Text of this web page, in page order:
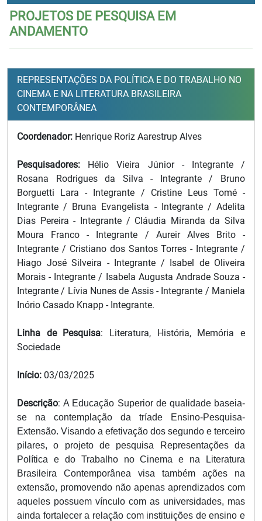
PROJETOS DE PESQUISA EM
ANDAMENTO
REPRESENTAÇÕES DA POLÍTICA E DO TRABALHO NO
CINEMA E NA LITERATURA BRASILEIRA
CONTEMPORÂNEA
Coordenador: Henrique Roriz Aarestrup Alves
Pesquisadores:
Hélio Vieira Júnior - Integrante /
Rosana Rodrigues da Silva - Integrante / Bruno
Borguetti Lara - Integrante / Cristine Leus Tomé -
Integrante / Bruna Evangelista - Integrante / Adelita
Dias Pereira - Integrante / Cláudia Miranda da Silva
Moura Franco - Integrante / Aureir Alves Brito -
Integrante / Cristiano dos Santos Torres - Integrante /
Hiago José Silveira - Integrante / Isabel de Oliveira
Morais - Integrante / Isabela Augusta Andrade Souza -
Integrante / Lívia Nunes de Assis - Integrante / Maniela
Inório Casado Knapp - Integrante.
Linha de Pesquisa: Literatura, História, Memória e
Sociedade
Início: 03/03/2025
Descrição:A Educação Superior de qualidade baseia-
se na contemplação da tríade Ensino-Pesquisa-
Extensão. Visando a efetivação dos segundo e terceiro
pilares, o projeto de pesquisa Representações da
Política e do Trabalho no Cinema e na Literatura
Brasileira Contemporânea visa também ações na
extensão, promovendo não apenas aprendizados com
aqueles possuem vínculo com as universidades, mas
ainda fortalecer a relação com instituições de ensino e